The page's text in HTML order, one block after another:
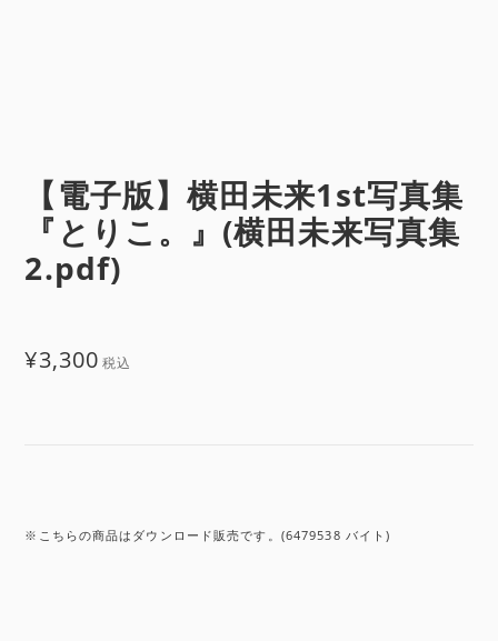
【電子版】横田未来1st写真集
『とりこ。』(横田未来写真集
2.pdf)
¥3,300 税込
※こちらの商品はダウンロード販売です。(6479538 バイト)